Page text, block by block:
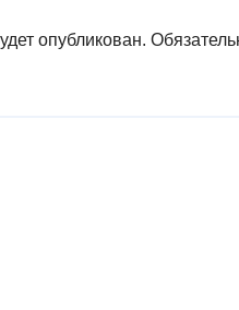
опубликован.